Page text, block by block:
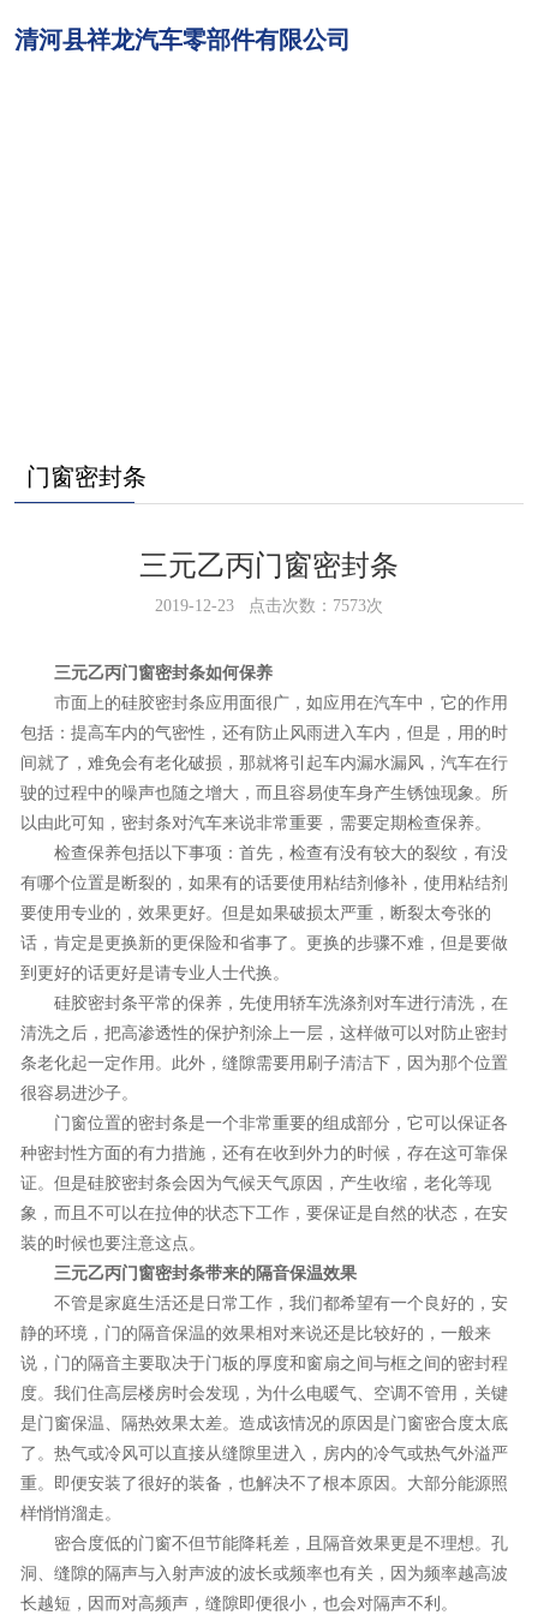
清河县祥龙汽车零部件有限公司
门窗密封条
三元乙丙门窗密封条
2019-12-23 点击次数：7573次
三元乙丙门窗密封条如何保养
市面上的硅胶密封条应用面很广，如应用在汽车中，它的作用
包括：提高车内的气密性，还有防止风雨进入车内，但是，用的时
间就了，难免会有老化破损，那就将引起车内漏水漏风，汽车在行
驶的过程中的噪声也随之增大，而且容易使车身产生锈蚀现象。所
以由此可知，密封条对汽车来说非常重要，需要定期检查保养。
检查保养包括以下事项：首先，检查有没有较大的裂纹，有没
有哪个位置是断裂的，如果有的话要使用粘结剂修补，使用粘结剂
要使用专业的，效果更好。但是如果破损太严重，断裂太夸张的
话，肯定是更换新的更保险和省事了。更换的步骤不难，但是要做
到更好的话更好是请专业人士代换。
硅胶密封条平常的保养，先使用轿车洗涤剂对车进行清洗，在
清洗之后，把高渗透性的保护剂涂上一层，这样做可以对防止密封
条老化起一定作用。此外，缝隙需要用刷子清洁下，因为那个位置
很容易进沙子。
门窗位置的密封条是一个非常重要的组成部分，它可以保证各
种密封性方面的有力措施，还有在收到外力的时候，存在这可靠保
证。但是硅胶密封条会因为气候天气原因，产生收缩，老化等现
象，而且不可以在拉伸的状态下工作，要保证是自然的状态，在安
装的时候也要注意这点。
三元乙丙门窗密封条带来的隔音保温效果
不管是家庭生活还是日常工作，我们都希望有一个良好的，安
静的环境，门的隔音保温的效果相对来说还是比较好的，一般来
说，门的隔音主要取决于门板的厚度和窗扇之间与框之间的密封程
度。我们住高层楼房时会发现，为什么电暖气、空调不管用，关键
是门窗保温、隔热效果太差。造成该情况的原因是门窗密合度太底
了。热气或冷风可以直接从缝隙里进入，房内的冷气或热气外溢严
重。即便安装了很好的装备，也解决不了根本原因。大部分能源照
样悄悄溜走。
密合度低的门窗不但节能降耗差，且隔音效果更是不理想。孔
洞、缝隙的隔声与入射声波的波长或频率也有关，因为频率越高波
长越短，因而对高频声，缝隙即便很小，也会对隔声不利。